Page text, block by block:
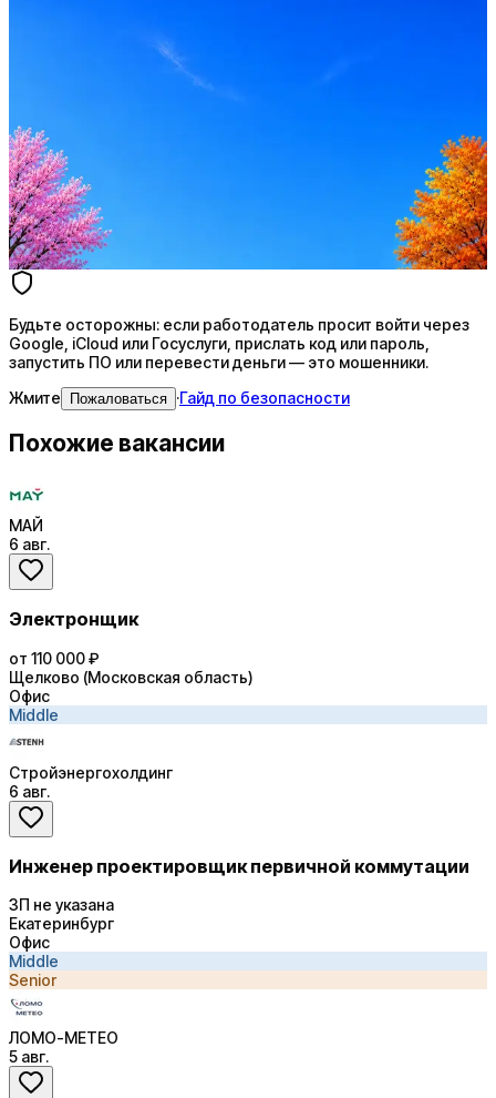
Стратегия поиска с AI: рынки, позиции, вилка, каналы
Будьте осторожны: если работодатель просит войти через
Google, iCloud или Госуслуги, прислать код или пароль,
запустить ПО или перевести деньги — это мошенники.
Жмите
Пожаловаться ·Гайд по безопасности
Похожие вакансии
МАЙ
6 авг.
Электронщик
от 110 000 ₽
Щелково (Московская область)
Офис
Middle
Стройэнергохолдинг
6 авг.
Инженер проектировщик первичной коммутации
ЗП не указана
Екатеринбург
Офис
Middle
Senior
ЛОМО-МЕТЕО
5 авг.